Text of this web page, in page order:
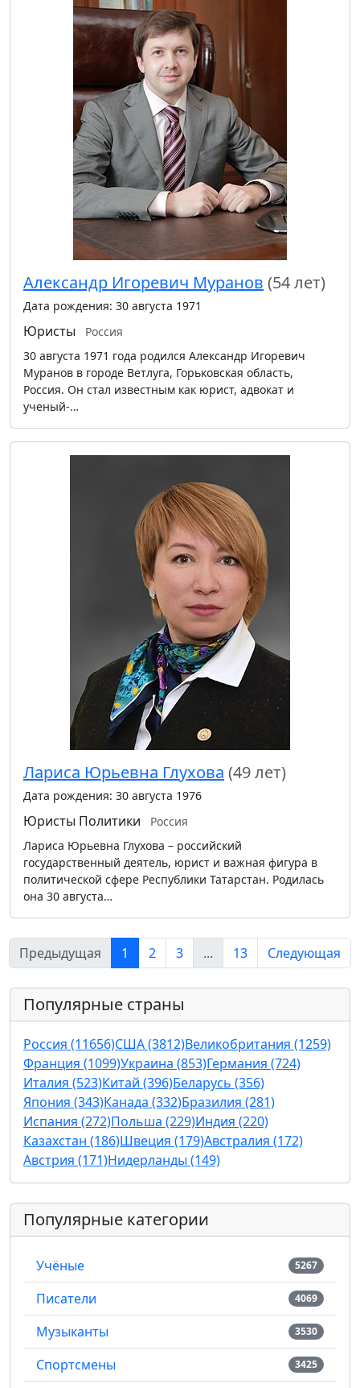
Александр Игоревич Муранов (54 лет)
Дата рождения: 30 августа 1971
Юристы
Россия
30 августа 1971 года родился Александр Игоревич
Муранов в городе Ветлуга, Горьковская область,
Россия. Он стал известным как юрист, адвокат и
ученый-…
Лариса Юрьевна Глухова (49 лет)
Дата рождения: 30 августа 1976
Юристы Политики
Россия
Лариса Юрьевна Глухова – российский
государственный деятель, юрист и важная фигура в
политической сфере Республики Татарстан. Родилась
она 30 августа…
Предыдущая 1 2 3 ... 13 Следующая
Популярные страны
Россия (11656)США (3812)Великобритания (1259)
Франция (1099)Украина (853)Германия (724)
Италия (523)Китай (396)Беларусь (356)
Япония (343)Канада (332)Бразилия (281)
Испания (272)Польша (229)Индия (220)
Казахстан (186)Швеция (179)Австралия (172)
Австрия (171)Нидерланды (149)
Популярные категории
Учёные 5267
Писатели 4069
Музыканты 3530
Спортсмены 3425